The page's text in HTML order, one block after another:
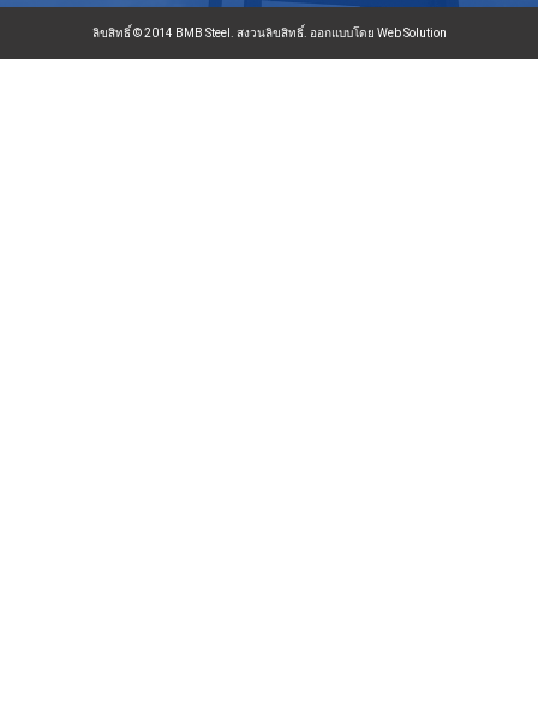
ลิขสิทธิ์ © 2014 BMB Steel. สงวนลิขสิทธิ์. ออกแบบโดย Web Solution